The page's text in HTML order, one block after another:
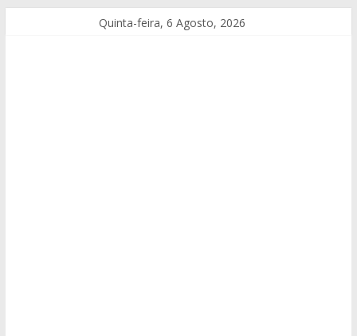
Quinta-feira, 6 Agosto, 2026